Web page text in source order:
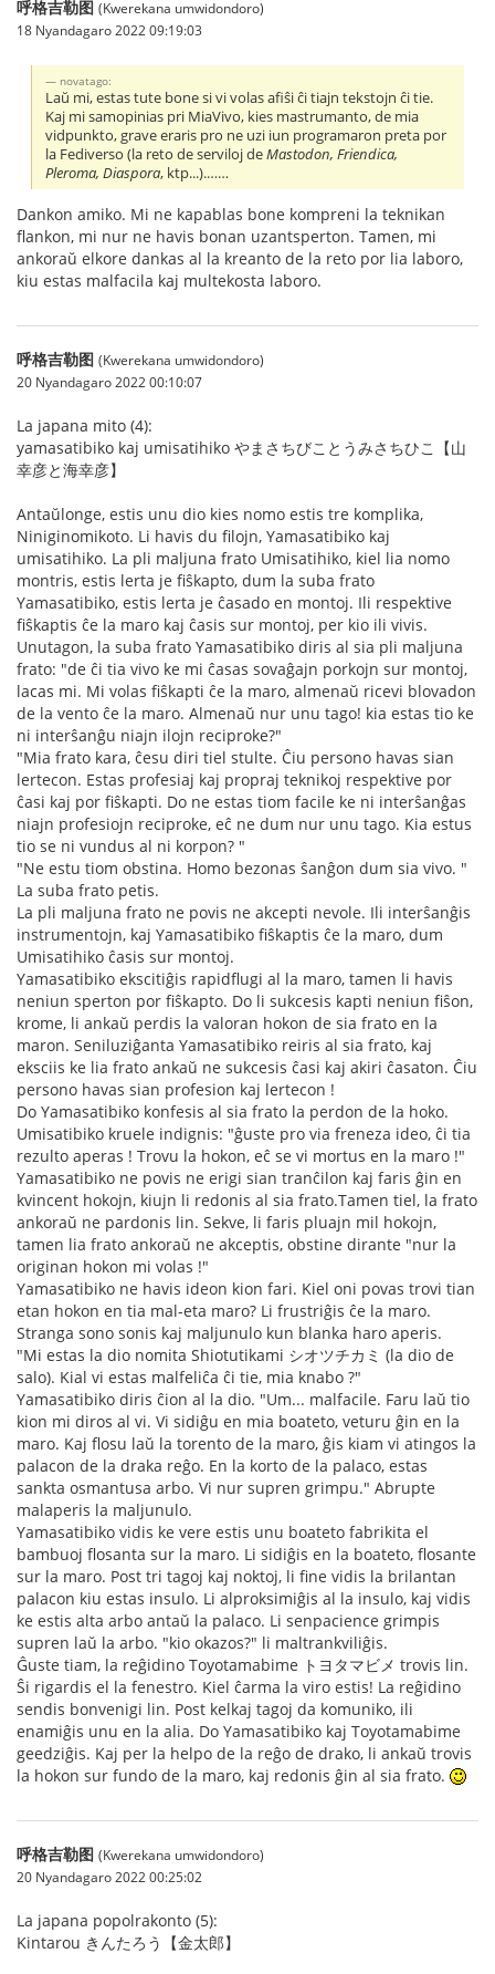
呼格吉勒图 (Kwerekana umwidondoro)
18 Nyandagaro 2022 09:19:03
novatago:
Laŭ mi, estas tute bone si vi volas afiŝi ĉi tiajn tekstojn ĉi tie.
Kaj mi samopinias pri MiaVivo, kies mastrumanto, de mia
vidpunkto, grave eraris pro ne uzi iun programaron preta por
la Fediverso (la reto de serviloj deMastodon, Friendica,
Pleroma, Diaspora, ktp...).……
Dankon amiko. Mi ne kapablas bone kompreni la teknikan
flankon, mi nur ne havis bonan uzantsperton. Tamen, mi
ankoraŭ elkore dankas al la kreanto de la reto por lia laboro,
kiu estas malfacila kaj multekosta laboro.
呼格吉勒图 (Kwerekana umwidondoro)
20 Nyandagaro 2022 00:10:07
La japana mito (4):
yamasatibiko kaj umisatihiko やまさちびことうみさちひこ【山
幸彦と海幸彦】
Antaŭlonge, estis unu dio kies nomo estis tre komplika,
Niniginomikoto. Li havis du filojn, Yamasatibiko kaj
umisatihiko. La pli maljuna frato Umisatihiko, kiel lia nomo
montris, estis lerta je fiŝkapto, dum la suba frato
Yamasatibiko, estis lerta je ĉasado en montoj. Ili respektive
fiŝkaptis ĉe la maro kaj ĉasis sur montoj, per kio ili vivis.
Unutagon, la suba frato Yamasatibiko diris al sia pli maljuna
frato: "de ĉi tia vivo ke mi ĉasas sovaĝajn porkojn sur montoj,
lacas mi. Mi volas fiŝkapti ĉe la maro, almenaŭ ricevi blovadon
de la vento ĉe la maro. Almenaŭ nur unu tago! kia estas tio ke
ni interŝanĝu niajn ilojn reciproke?"
"Mia frato kara, ĉesu diri tiel stulte. Ĉiu persono havas sian
lertecon. Estas profesiaj kaj propraj teknikoj respektive por
ĉasi kaj por fiŝkapti. Do ne estas tiom facile ke ni interŝanĝas
niajn profesiojn reciproke, eĉ ne dum nur unu tago. Kia estus
tio se ni vundus al ni korpon? "
"Ne estu tiom obstina. Homo bezonas ŝanĝon dum sia vivo. "
La suba frato petis.
La pli maljuna frato ne povis ne akcepti nevole. Ili interŝanĝis
instrumentojn, kaj Yamasatibiko fiŝkaptis ĉe la maro, dum
Umisatihiko ĉasis sur montoj.
Yamasatibiko ekscitiĝis rapidflugi al la maro, tamen li havis
neniun sperton por fiŝkapto. Do li sukcesis kapti neniun fiŝon,
krome, li ankaŭ perdis la valoran hokon de sia frato en la
maron. Seniluziĝanta Yamasatibiko reiris al sia frato, kaj
eksciis ke lia frato ankaŭ ne sukcesis ĉasi kaj akiri ĉasaton. Ĉiu
persono havas sian profesion kaj lertecon !
Do Yamasatibiko konfesis al sia frato la perdon de la hoko.
Umisatibiko kruele indignis: "ĝuste pro via freneza ideo, ĉi tia
rezulto aperas ! Trovu la hokon, eĉ se vi mortus en la maro !"
Yamasatibiko ne povis ne erigi sian tranĉilon kaj faris ĝin en
kvincent hokojn, kiujn li redonis al sia frato.Tamen tiel, la frato
ankoraŭ ne pardonis lin. Sekve, li faris pluajn mil hokojn,
tamen lia frato ankoraŭ ne akceptis, obstine dirante "nur la
originan hokon mi volas !"
Yamasatibiko ne havis ideon kion fari. Kiel oni povas trovi tian
etan hokon en tia mal-eta maro? Li frustriĝis ĉe la maro.
Stranga sono sonis kaj maljunulo kun blanka haro aperis.
"Mi estas la dio nomita Shiotutikami シオツチカミ (la dio de
salo). Kial vi estas malfeliĉa ĉi tie, mia knabo ?"
Yamasatibiko diris ĉion al la dio. "Um... malfacile. Faru laŭ tio
kion mi diros al vi. Vi sidiĝu en mia boateto, veturu ĝin en la
maro. Kaj flosu laŭ la torento de la maro, ĝis kiam vi atingos la
palacon de la draka reĝo. En la korto de la palaco, estas
sankta osmantusa arbo. Vi nur supren grimpu." Abrupte
malaperis la maljunulo.
Yamasatibiko vidis ke vere estis unu boateto fabrikita el
bambuoj flosanta sur la maro. Li sidiĝis en la boateto, flosante
sur la maro. Post tri tagoj kaj noktoj, li fine vidis la brilantan
palacon kiu estas insulo. Li alproksimiĝis al la insulo, kaj vidis
ke estis alta arbo antaŭ la palaco. Li senpacience grimpis
supren laŭ la arbo. "kio okazos?" li maltrankviliĝis.
Ĝuste tiam, la reĝidino Toyotamabime トヨタマビメ trovis lin.
Ŝi rigardis el la fenestro. Kiel ĉarma la viro estis! La reĝidino
sendis bonvenigi lin. Post kelkaj tagoj da komuniko, ili
enamiĝis unu en la alia. Do Yamasatibiko kaj Toyotamabime
geedziĝis. Kaj per la helpo de la reĝo de drako, li ankaŭ trovis
la hokon sur fundo de la maro, kaj redonis ĝin al sia frato.
呼格吉勒图 (Kwerekana umwidondoro)
20 Nyandagaro 2022 00:25:02
La japana popolrakonto (5):
Kintarou きんたろう【金太郎】